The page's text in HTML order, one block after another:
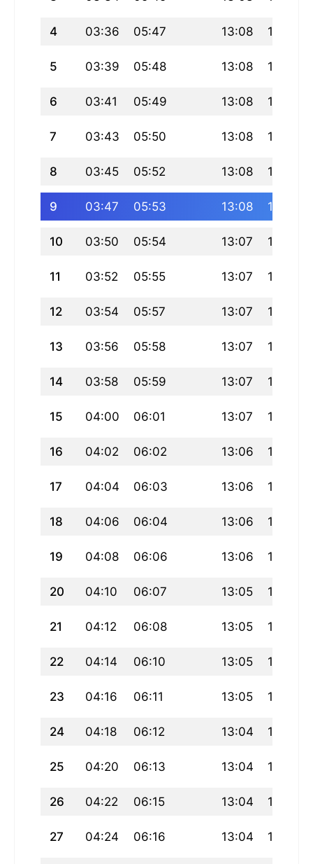
4 03:36 05:47 13:08 17:10
5 03:39 05:48 13:08 17:09
6 03:41 05:49 13:08 17:09
7 03:43 05:50 13:08 17:08
8 03:45 05:52 13:08 17:07
9 03:47 05:53 13:08 17:06
10 03:50 05:54 13:07 17:06
11 03:52 05:55 13:07 17:05
12 03:54 05:57 13:07 17:04
13 03:56 05:58 13:07 17:03
14 03:58 05:59 13:07 17:03
15 04:00 06:01 13:07 17:02
16 04:02 06:02 13:06 17:01
17 04:04 06:03 13:06 17:00
18 04:06 06:04 13:06 16:59
19 04:08 06:06 13:06 16:58
20 04:10 06:07 13:05 16:57
21 04:12 06:08 13:05 16:56
22 04:14 06:10 13:05 16:55
23 04:16 06:11 13:05 16:54
24 04:18 06:12 13:04 16:53
25 04:20 06:13 13:04 16:52
26 04:22 06:15 13:04 16:51
27 04:24 06:16 13:04 16:50